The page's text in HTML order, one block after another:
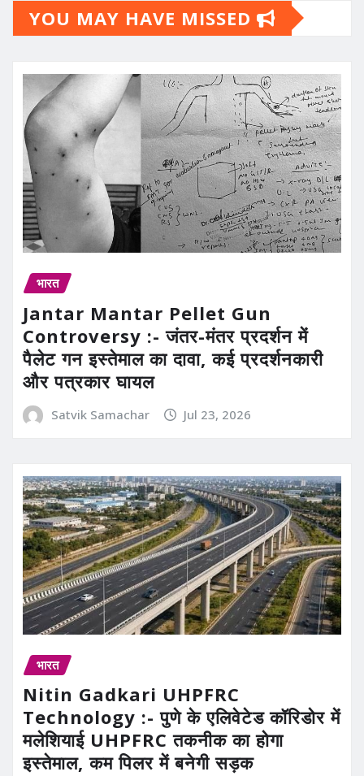
YOU MAY HAVE MISSED
भारत
Jantar Mantar Pellet Gun
Controversy :- जंतर-मंतर प्रदर्शन में
पैलेट गन इस्तेमाल का दावा, कई प्रदर्शनकारी
और पत्रकार घायल
Satvik Samachar Jul 23, 2026
भारत
Nitin Gadkari UHPFRC
Technology :- पुणे के एलिवेटेड कॉरिडोर में
मलेशियाई UHPFRC तकनीक का होगा
इस्तेमाल, कम पिलर में बनेगी सड़क